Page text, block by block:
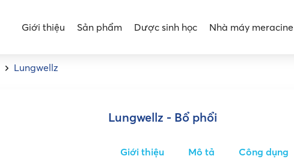
Giới thiệu Sản phẩm Dược sinh học Nhà máy meracine
Lungwellz
Lungwellz - Bổ phổi
Giới thiệu Mô tả Công dụng